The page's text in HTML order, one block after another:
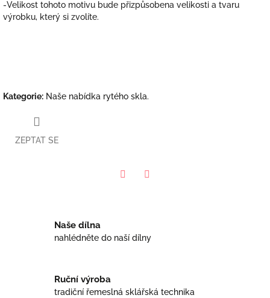
-Velikost tohoto motivu bude přizpůsobena velikosti a tvaru
výrobku, který si zvolíte.
Kategorie: Naše nabídka rytého skla.
ZEPTAT SE
Naše dílna
nahlédněte do naší dílny
Ruční výroba
tradiční řemeslná sklářská technika